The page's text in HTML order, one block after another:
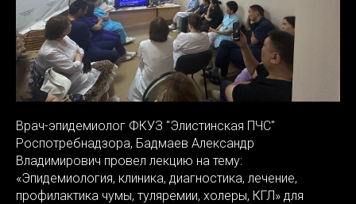
Врач-эпидемиолог ФКУЗ "Элистинская ПЧС"
Роспотребнадзора, Бадмаев Александр
Владимирович провел лекцию на тему:
«Эпидемиология, клиника, диагностика, лечение,
профилактика чумы, туляремии, холеры, КГЛ» для